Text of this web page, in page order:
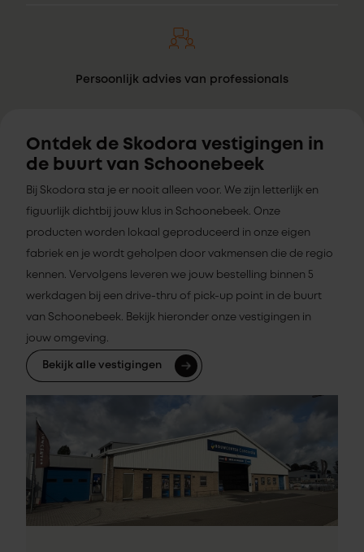
Persoonlijk advies van professionals
Ontdek de Skodora vestigingen in
de buurt van Schoonebeek
Bij Skodora sta je er nooit alleen voor. We zijn letterlijk en
figuurlijk dichtbij jouw klus in Schoonebeek. Onze
producten worden lokaal geproduceerd in onze eigen
fabriek en je wordt geholpen door vakmensen die de regio
kennen. Vervolgens leveren we jouw bestelling binnen 5
werkdagen bij een drive-thru of pick-up point in de buurt
van Schoonebeek. Bekijk hieronder onze vestigingen in
jouw omgeving.
Bekijk alle vestigingen